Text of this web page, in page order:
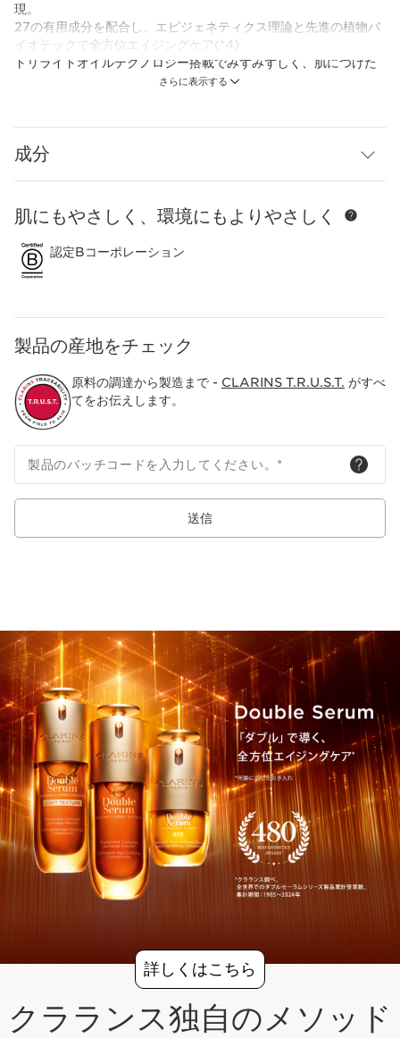
さらに表示する
現。
27の有用成分を配合し、エピジェネティクス理論と先進の植物バ
イオテックで全方位エイジングケア(*4)
トリライトオイルテクノロジー搭載でみずみずしく、肌につけた
瞬間とけこむようにすぐになじみます。
水相と油相７：３の黄金比ブレンドが、肌奥深く(*5)まですばや
と内側から(*5)感じる、弾むようなハリとつや。 毛穴(*6)が目立
たなく、キメが整い、輝きにあふれます。
*3 ダンチク茎エキス（整肌成分）
*5 角層のこと
*6 乾燥による毛穴の開き
成分
コンテンツへ移動
肌にもやさしく、環境にもよりやさしく
認定Bコーポレーション
製品の産地をチェック
原料の調達から製造まで - CLARINS T.R.U.S.T. がすべ
てをお伝えします。
製品のバッチコードを入力してください。 *
送信
詳しくはこちら
クラランス独自のメソッド